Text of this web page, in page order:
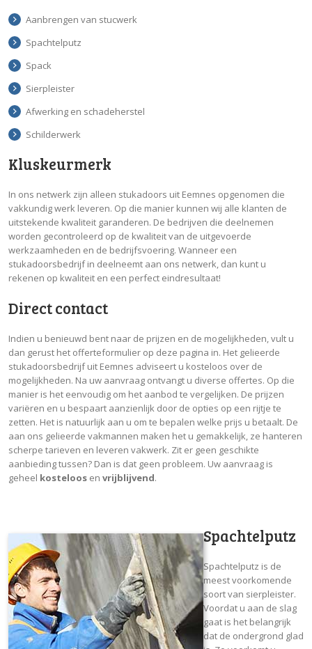
Aanbrengen van stucwerk
Spachtelputz
Spack
Sierpleister
Afwerking en schadeherstel
Schilderwerk
Kluskeurmerk
In ons netwerk zijn alleen stukadoors uit Eemnes opgenomen die
vakkundig werk leveren. Op die manier kunnen wij alle klanten de
uitstekende kwaliteit garanderen. De bedrijven die deelnemen
worden gecontroleerd op de kwaliteit van de uitgevoerde
werkzaamheden en de bedrijfsvoering. Wanneer een
stukadoorsbedrijf in deelneemt aan ons netwerk, dan kunt u
rekenen op kwaliteit en een perfect eindresultaat!
Direct contact
Indien u benieuwd bent naar de prijzen en de mogelijkheden, vult u
dan gerust het offerteformulier op deze pagina in. Het gelieerde
stukadoorsbedrijf uit Eemnes adviseert u kosteloos over de
mogelijkheden. Na uw aanvraag ontvangt u diverse offertes. Op die
manier is het eenvoudig om het aanbod te vergelijken. De prijzen
variëren en u bespaart aanzienlijk door de opties op een rijtje te
zetten. Het is natuurlijk aan u om te bepalen welke prijs u betaalt. De
aan ons gelieerde vakmannen maken het u gemakkelijk, ze hanteren
scherpe tarieven en leveren vakwerk. Zit er geen geschikte
aanbieding tussen? Dan is dat geen probleem. Uw aanvraag is
geheel kosteloos en vrijblijvend.
Spachtelputz
Spachtelputz is de
meest voorkomende
soort van sierpleister.
Voordat u aan de slag
gaat is het belangrijk
dat de ondergrond glad